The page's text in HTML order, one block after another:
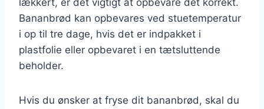
Bananbrød kan opbevares ved stuetemperatur
i op til tre dage, hvis det er indpakket i
plastfolie eller opbevaret i en tætsluttende
beholder.
Hvis du ønsker at fryse dit bananbrød, skal du